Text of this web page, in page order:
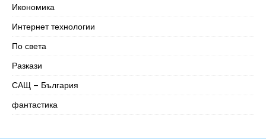
Икономика
Интернет технологии
По света
Разкази
САЩ – България
фантастика